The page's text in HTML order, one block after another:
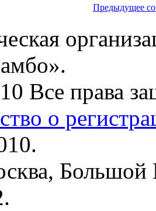
Предыдущее
Все права
о
Большой